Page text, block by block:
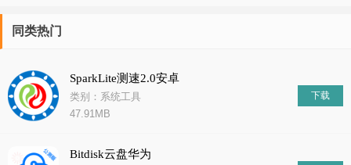
同类热门
SparkLite测速2.0安卓
类别：系统工具
47.91MB
下载
Bitdisk云盘华为